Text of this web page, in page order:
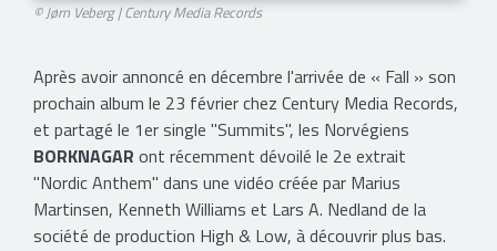
© Jørn Veberg | Century Media Records
Après avoir annoncé en décembre l'arrivée de « Fall » son
prochain album le 23 février chez Century Media Records,
et partagé le 1er single "Summits", les Norvégiens
BORKNAGAR ont récemment dévoilé le 2e extrait
"Nordic Anthem" dans une vidéo créée par Marius
Martinsen, Kenneth Williams et Lars A. Nedland de la
société de production High & Low, à découvrir plus bas.